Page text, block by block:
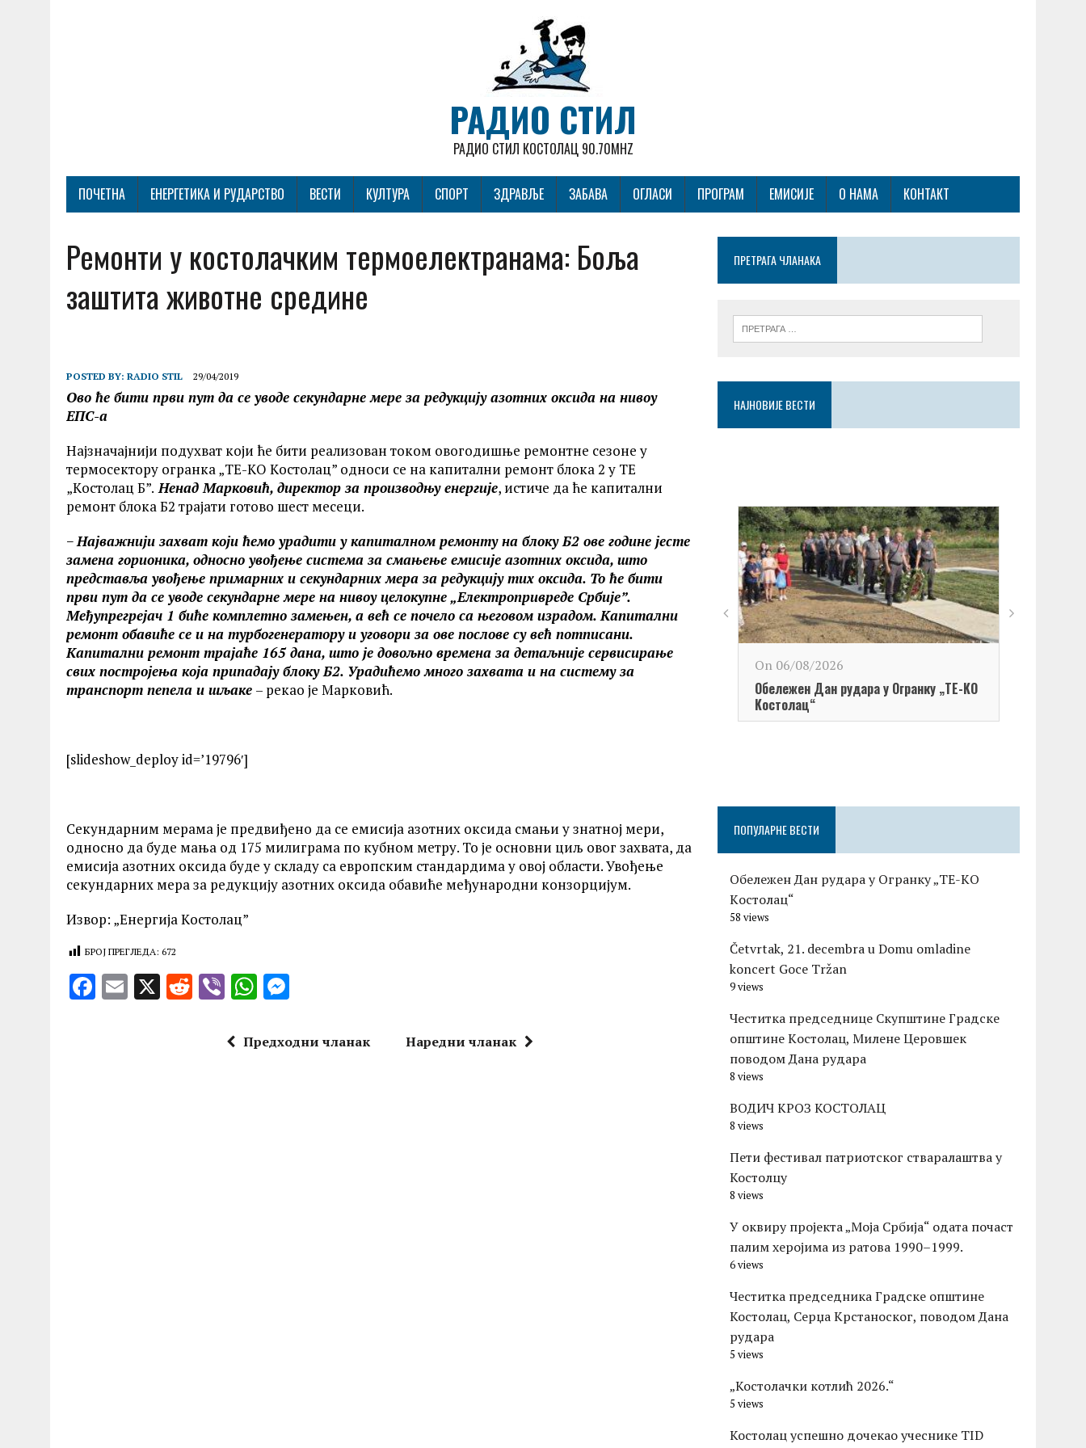
РАДИО СТИЛ
РАДИО СТИЛ КОСТОЛАЦ 90.70MHZ
ПОЧЕТНА ЕНЕРГЕТИКА И РУДАРСТВО ВЕСТИ КУЛТУРА СПОРТ ЗДРАВЉЕ ЗАБАВА ОГЛАСИ ПРОГРАМ ЕМИСИЈЕ О НАМА КОНТАКТ
Ремонти у костолачким термоелектранама: Боља
заштита животне средине
POSTED BY: RADIO STIL 29/04/2019
Ово ће бити први пут да се уводе секундарне мере за редукцију азотних оксида на нивоу
ЕПС-а
Најзначајнији подухват који ће бити реализован током овогодишње ремонтне сезоне у
термосектору огранка „ТЕ-KО Kостолац” односи се на капитални ремонт блока 2 у ТЕ
„Kостолац Б”. Ненад Марковић, директор за производњу енергије, истиче да ће капитални
ремонт блока Б2 трајати готово шест месеци.
−Најважнији захват који ћемо урадити у капиталном ремонту на блоку Б2 ове године јесте
замена горионика, односно увођење система за смањење емисије азотних оксида, што
представља увођење примарних и секундарних мера за редукцију тих оксида. То ће бити
први пут да се уводе секундарне мере на нивоу целокупне „Електропривреде Србије”.
Међупрегрејач 1 биће комплетно замењен, а већ се почело са његовом израдом. Kапитални
ремонт обавиће се и на турбогенератору и уговори за ове послове су већ потписани.
Kапитални ремонт трајаће 165 дана, што је довољно времена за детаљније сервисирање
свих постројења која припадају блоку Б2. Урадићемо много захвата и на систему за
транспорт пепела и шљаке – рекао је Марковић.
[slideshow_deploy id=’19796′]
Секундарним мерама је предвиђено да се емисија азотних оксида смањи у знатној мери,
односно да буде мања од 175 милиграма по кубном метру. То је основни циљ овог захвата, да
емисија азотних оксида буде у складу са европским стандардима у овој области. Увођење
секундарних мера за редукцију азотних оксида обавиће међународни конзорцијум.
Извор: „Енергија Kостолац”
БРОЈ ПРЕГЛЕДА: 672
F E X R V
er
W
atse
Предходни чланак Наредни чланак
ПРЕТРАГА ЧЛАНАКА
НАЈНОВИЈЕ ВЕСТИ
On 06/08/2026
Обележен Дан рудара у Огранку „ТЕ-KО
Kостолац“
ПОПУЛАРНЕ ВЕСТИ
Обележен Дан рудара у Огранку „ТЕ-KО
Kостолац“
58 views
Četvrtak, 21. decembra u Domu omladine
koncert Goce Tržan
9 views
Честитка председнице Скупштине Градске
општине Kостолац, Милене Церовшек
поводом Дана рудара
8 views
ВОДИЧ КРОЗ КОСТОЛАЦ
8 views
Пети фестивал патриотског стваралаштва у
Костолцу
8 views
У оквиру пројекта „Моја Србија“ одата почаст
палим херојима из ратова 1990–1999.
6 views
Честитка председника Градске општине
Костолац, Серџа Крстаноског, поводом Дана
рудара
5 views
„Костолачки котлић 2026.“
5 views
Костолац успешно дочекао учеснике TID